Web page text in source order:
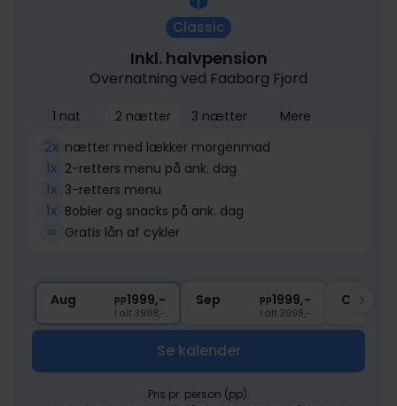
Classic
Inkl. halvpension
Overnatning ved Faaborg Fjord
1 nat 2 nætter 3 nætter Mere
2x nætter med lækker morgenmad
1x 2-retters menu på ank. dag
1x 3-retters menu
1x Bobler og snacks på ank. dag
∞ Gratis lån af cykler
Aug pp1999,-
I alt 3998,-
Sep pp1999,-
I alt 3998,-
Okt
Se kalender
Pris pr. person (pp).